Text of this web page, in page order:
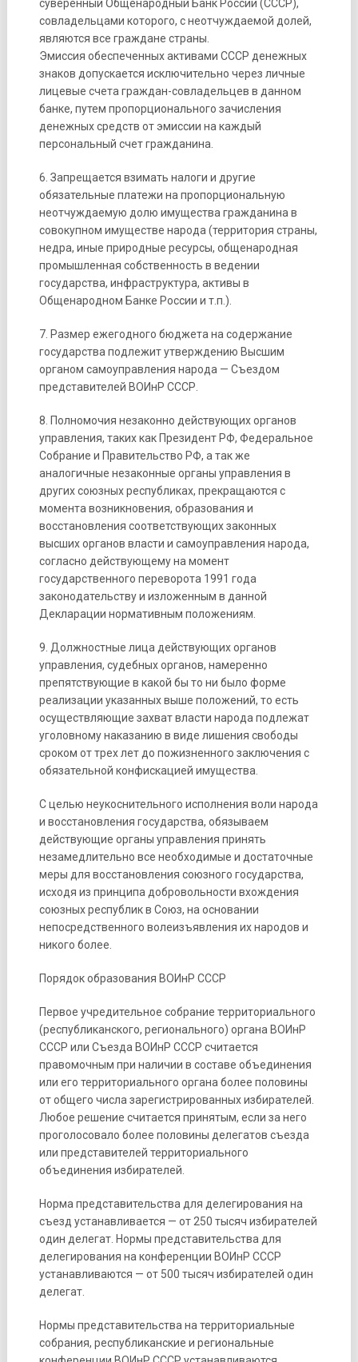
суверенный Общенародный Банк России (СССР),
совладельцами которого, с неотчуждаемой долей,
являются все граждане страны.
Эмиссия обеспеченных активами СССР денежных
знаков допускается исключительно через личные
лицевые счета граждан-совладельцев в данном
банке, путем пропорционального зачисления
денежных средств от эмиссии на каждый
персональный счет гражданина.
6. Запрещается взимать налоги и другие
обязательные платежи на пропорциональную
неотчуждаемую долю имущества гражданина в
совокупном имуществе народа (территория страны,
недра, иные природные ресурсы, общенародная
промышленная собственность в ведении
государства, инфраструктура, активы в
Общенародном Банке России и т.п.).
7. Размер ежегодного бюджета на содержание
государства подлежит утверждению Высшим
органом самоуправления народа — Съездом
представителей ВОИнР СССР.
8. Полномочия незаконно действующих органов
управления, таких как Президент РФ, Федеральное
Собрание и Правительство РФ, а так же
аналогичные незаконные органы управления в
других союзных республиках, прекращаются с
момента возникновения, образования и
восстановления соответствующих законных
высших органов власти и самоуправления народа,
согласно действующему на момент
государственного переворота 1991 года
законодательству и изложенным в данной
Декларации нормативным положениям.
9. Должностные лица действующих органов
управления, судебных органов, намеренно
препятствующие в какой бы то ни было форме
реализации указанных выше положений, то есть
осуществляющие захват власти народа подлежат
уголовному наказанию в виде лишения свободы
сроком от трех лет до пожизненного заключения с
обязательной конфискацией имущества.
С целью неукоснительного исполнения воли народа
и восстановления государства, обязываем
действующие органы управления принять
незамедлительно все необходимые и достаточные
меры для восстановления союзного государства,
исходя из принципа добровольности вхождения
союзных республик в Союз, на основании
непосредственного волеизъявления их народов и
никого более.
Порядок образования ВОИнР СССР
Первое учредительное собрание территориального
(республиканского, регионального) органа ВОИнР
СССР или Съезда ВОИнР СССР считается
правомочным при наличии в составе объединения
или его территориального органа более половины
от общего числа зарегистрированных избирателей.
Любое решение считается принятым, если за него
проголосовало более половины делегатов съезда
или представителей территориального
объединения избирателей.
Норма представительства для делегирования на
съезд устанавливается — от 250 тысяч избирателей
один делегат. Нормы представительства для
делегирования на конференции ВОИнР СССР
устанавливаются — от 500 тысяч избирателей один
делегат.
Нормы представительства на территориальные
собрания, республиканские и региональные